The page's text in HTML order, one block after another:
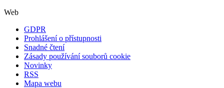
Web
GDPR
Prohlášení o přístupnosti
Snadné čtení
Zásady používání souborů cookie
Novinky
RSS
Mapa webu